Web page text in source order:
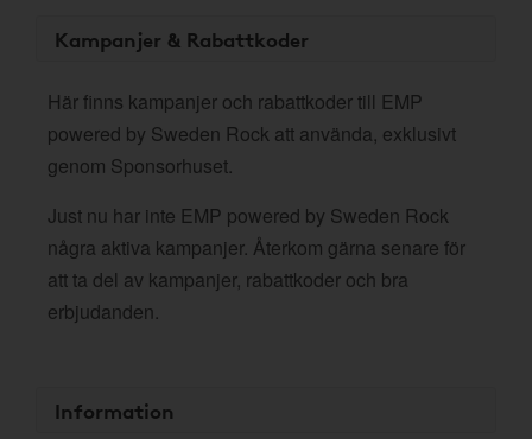
Kampanjer & Rabattkoder
Här finns kampanjer och rabattkoder till EMP
powered by Sweden Rock att använda, exklusivt
genom Sponsorhuset.
Just nu har inte EMP powered by Sweden Rock
några aktiva kampanjer. Återkom gärna senare för
att ta del av kampanjer, rabattkoder och bra
erbjudanden.
Information